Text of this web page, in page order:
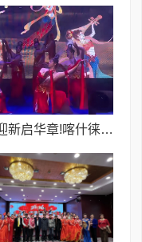
辞旧迎新启华章!喀什徕宁饭店元旦晚会绽放璀璨光彩